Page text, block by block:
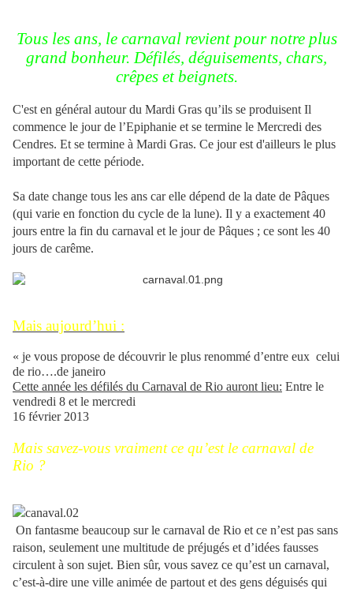
Tous les ans, le carnaval revient pour notre plus
grand bonheur. Défilés, déguisements, chars,
crêpes et beignets.
C'est en général autour du Mardi Gras qu’ils se produisent Il
commence le jour de l’Epiphanie et se termine le Mercredi des
Cendres. Et se termine à Mardi Gras. Ce jour est d'ailleurs le plus
important de cette période.
Sa date change tous les ans car elle dépend de la date de Pâques
(qui varie en fonction du cycle de la lune). Il y a exactement 40
jours entre la fin du carnaval et le jour de Pâques ; ce sont les 40
jours de carême.
Mais aujourd’hui :
« je vous propose de découvrir le plus renommé d’entre eux celui
de rio….de janeiro
Cette année les défilés du Carnaval de Rio auront lieu: Entre le
vendredi 8 et le mercredi
16 février 2013
Mais savez-vous vraiment ce qu’est le carnaval de
Rio ?
On fantasme beaucoup sur le carnaval de Rio et ce n’est pas sans
raison, seulement une multitude de préjugés et d’idées fausses
circulent à son sujet. Bien sûr, vous savez ce qu’est un carnaval,
c’est-à-dire une ville animée de partout et des gens déguisés qui